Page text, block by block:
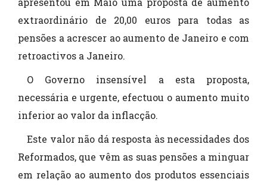
extraordinário de 20,00 euros para todas as
pensões a acrescer ao aumento de Janeiro e com
retroactivos a Janeiro.
O Governo insensível a esta proposta,
necessária e urgente, efectuou o aumento muito
inferior ao valor da inflacção.
Este valor não dá resposta às necessidades dos
Reformados, que vêm as suas pensões a minguar
em relação ao aumento dos produtos essenciais